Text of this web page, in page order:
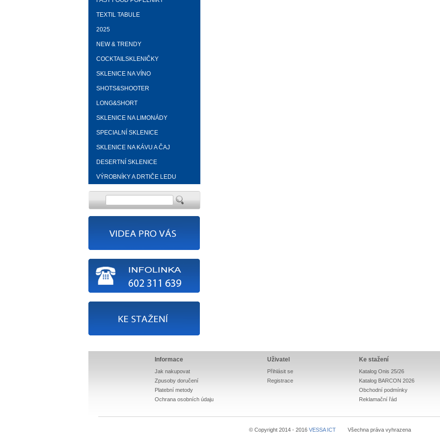
TEXTIL TABULE
2025
NEW & TRENDY
COCKTAILSKLENIČKY
SKLENICE NA VÍNO
SHOTS&SHOOTER
LONG&SHORT
SKLENICE NA LIMONÁDY
SPECIALNÍ SKLENICE
SKLENICE NA KÁVU A ČAJ
DESERTNÍ SKLENICE
VÝROBNÍKY A DRTIČE LEDU
Informace
Jak nakupovat
Zpusoby doručení
Platební metody
Ochrana osobních údaju
Uživatel
Přihlásit se
Registrace
Ke stažení
Katalog Onis 25/26
Katalog BARCON 2026
Obchodní podmínky
Reklamační řád
© Copyright 2014 - 2016 VESSA ICT Všechna práva vyhrazena